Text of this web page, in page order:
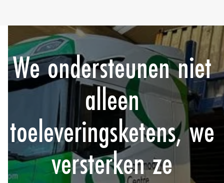
We ondersteunen niet
alleen
toeleveringsketens, we
versterken ze